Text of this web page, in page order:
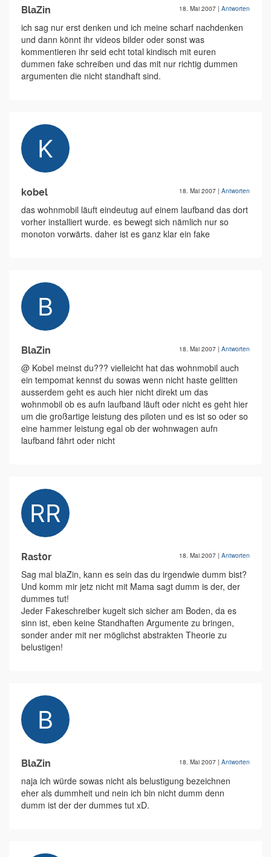
BlaZin 18. Mai 2007 | Antworten
ich sag nur erst denken und ich meine scharf nachdenken
und dann könnt ihr videos bilder oder sonst was
kommentieren ihr seid echt total kindisch mit euren
dummen fake schreiben und das mit nur richtig dummen
argumenten die nicht standhaft sind.
kobel 18. Mai 2007 | Antworten
das wohnmobil läuft eindeutug auf einem laufband das dort
vorher installiert wurde. es bewegt sich nämlich nur so
monoton vorwärts. daher ist es ganz klar ein fake
BlaZin 18. Mai 2007 | Antworten
@ Kobel meinst du??? vielleicht hat das wohnmobil auch
ein tempomat kennst du sowas wenn nicht haste gelitten
ausserdem geht es auch hier nicht direkt um das
wohnmobil ob es aufn laufband läuft oder nicht es geht hier
um die großartige leistung des piloten und es ist so oder so
eine hammer leistung egal ob der wohnwagen aufn
laufband fährt oder nicht
Rast0r 18. Mai 2007 | Antworten
Sag mal blaZin, kann es sein das du irgendwie dumm bist?
Und komm mir jetz nicht mit Mama sagt dumm is der, der
dummes tut!
Jeder Fakeschreiber kugelt sich sicher am Boden, da es
sinn ist, eben keine Standhaften Argumente zu bringen,
sonder ander mit ner möglichst abstrakten Theorie zu
belustigen!
BlaZin 18. Mai 2007 | Antworten
naja ich würde sowas nicht als belustigung bezeichnen
eher als dummheit und nein ich bin nicht dumm denn
dumm ist der der dummes tut xD.